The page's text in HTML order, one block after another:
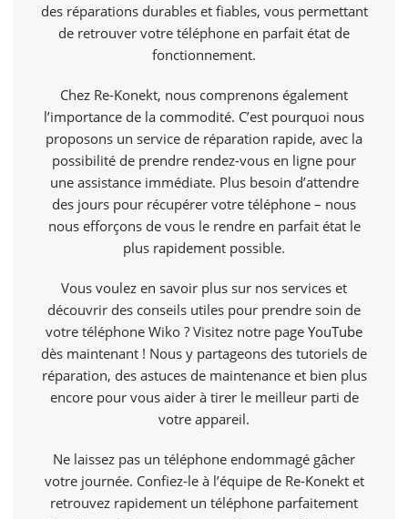
des réparations durables et fiables, vous permettant
de retrouver votre téléphone en parfait état de
fonctionnement.
Chez Re-Konekt, nous comprenons également
l’importance de la commodité. C’est pourquoi nous
proposons un service de réparation rapide, avec la
possibilité de prendre rendez-vous en ligne pour
une assistance immédiate. Plus besoin d’attendre
des jours pour récupérer votre téléphone – nous
nous efforçons de vous le rendre en parfait état le
plus rapidement possible.
Vous voulez en savoir plus sur nos services et
découvrir des conseils utiles pour prendre soin de
votre téléphone Wiko ? Visitez notre page YouTube
dès maintenant ! Nous y partageons des tutoriels de
réparation, des astuces de maintenance et bien plus
encore pour vous aider à tirer le meilleur parti de
votre appareil.
Ne laissez pas un téléphone endommagé gâcher
votre journée. Confiez-le à l’équipe de Re-Konekt et
retrouvez rapidement un téléphone parfaitement